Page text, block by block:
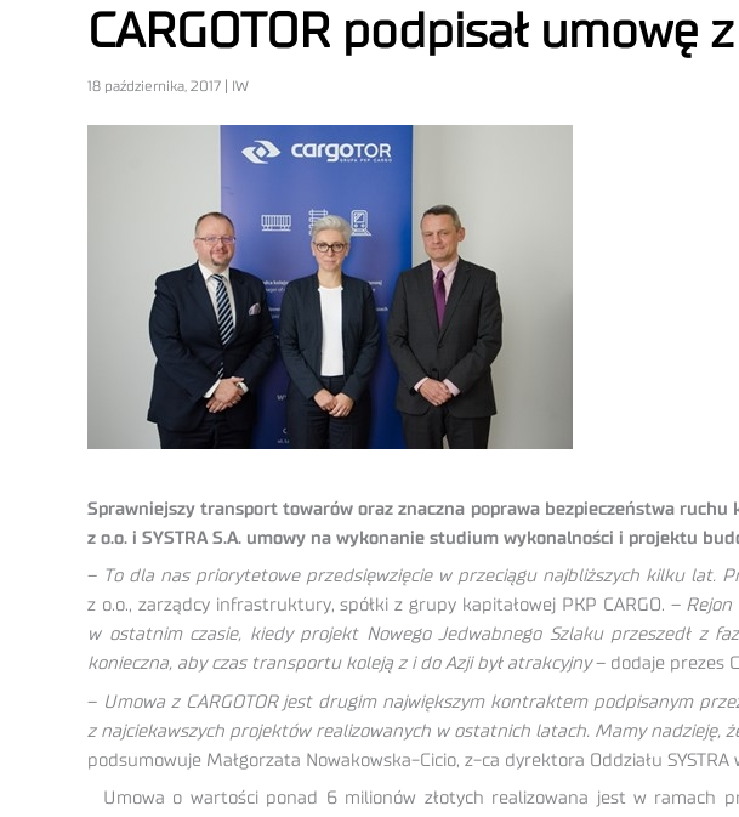
CARGOTOR podpisał umowę
18 października, 2017 | IW
Sprawniejszy transport towarów oraz znaczna poprawa bezpieczeństwa ruchu
z o.o. i SYSTRA S.A. umowy na wykonanie studium wykonalności i projektu
– To dla nas priorytetowe przedsięwzięcie w przeciągu najbliższych kilku lat.
z o.o., zarządcy infrastruktury, spółki z grupy kapitałowej PKP CARGO. – Rejon
w ostatnim czasie, kiedy projekt Nowego Jedwabnego Szlaku przeszedł z
konieczna, aby czas transportu koleją z i do Azji był atrakcyjny– dodaje prezes
– Umowa z CARGOTOR jest drugim największym kontraktem podpisanym
z najciekawszych projektów realizowanych w ostatnich latach. Mamy nadzieję,
podsumowuje Małgorzata Nowakowska-Cicio, z-ca dyrektora Oddziału SYSTRA
Umowa o wartości ponad 6 milionów złotych realizowana jest w ramach